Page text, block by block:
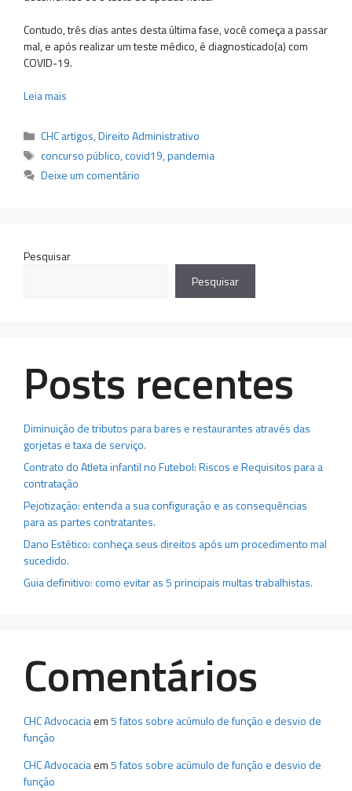
Contudo, três dias antes desta última fase, você começa a passar
mal, e após realizar um teste médico, é diagnosticado(a) com
COVID-19.
Leia mais
Categorias
CHC artigos,Direito Administrativo
Tags
concurso público,covid19,pandemia
Deixe um comentário
Pesquisar
Pesquisar
Posts recentes
Diminuição de tributos para bares e restaurantes através das
gorjetas e taxa de serviço.
Contrato do Atleta infantil no Futebol: Riscos e Requisitos para a
contratação
Pejotização: entenda a sua configuração e as consequências
para as partes contratantes.
Dano Estético: conheça seus direitos após um procedimento mal
sucedido.
Guia definitivo: como evitar as 5 principais multas trabalhistas.
Comentários
CHC Advocaciaem5 fatos sobre acúmulo de função e desvio de
função
CHC Advocaciaem5 fatos sobre acúmulo de função e desvio de
função